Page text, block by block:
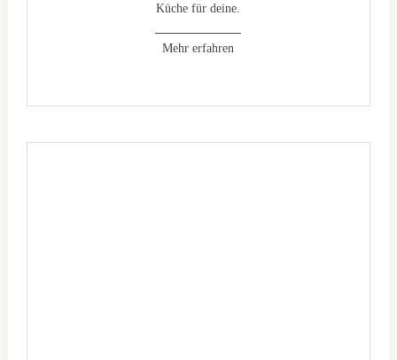
Küche für deine.
Mehr erfahren